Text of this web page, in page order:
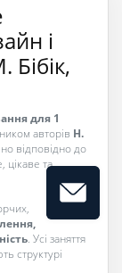
і
Бібік,
для 1
авторів Н.
відповідно до
цікаве та
. Усі заняття
структурі